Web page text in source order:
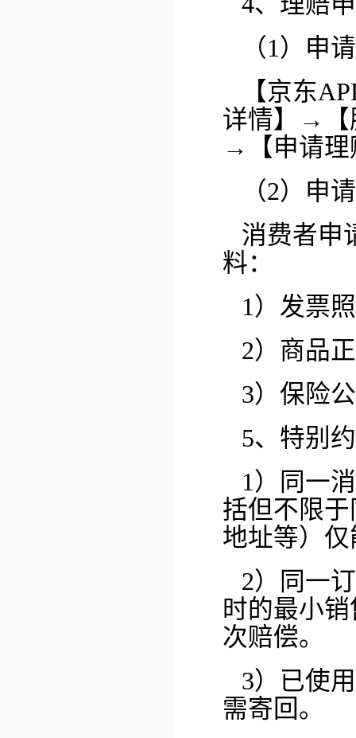
（1）申
【京东
详情】→【
→【申请
（2）申
消费者申
料：
1）发票
2）商品
3）保险
5、特别
1）同一
括但不限
地址等）
2）同一
时的最小
次赔偿。
3）已使
需寄回。